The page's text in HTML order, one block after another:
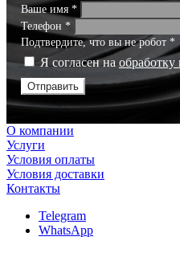
Ваше имя *
Телефон *
Подтвердите, что вы не робот *
Я согласен на
Отправить
О компании
Услуги
Условия оплаты
Условия доставки
Контакты
Telegram
WhatsApp